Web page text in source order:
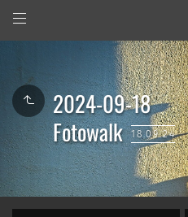
2024-09-18
Fotowalk
18.09.24